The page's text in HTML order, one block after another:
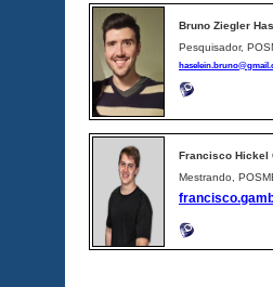
Bruno Ziegler
Pesquisador,
Francisco Hickel
Mestrando,